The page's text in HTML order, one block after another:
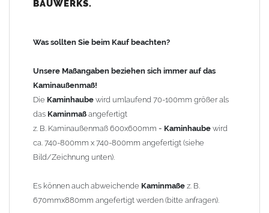
100mm
120mm
140mm
Andere Bohrmaße sind auf Anfrage möglich (Aufpreis
Sonderbohrung 55,99 EUR).
Befestigung/Stützen
Kaminhaubewird inkl. EdelstahlBefestigungsmaterial
geliefert. Die Standardflachstützen sind aus
beträgt ca. 25cm bis 30cm. DieKaminhaubekann mit längeren
Stützen bis Höhe 450mm geliefert werden (Aufpreis 42,89 EUR).
BAUWERKS.
Was sollten Sie beim Kauf beachten?
Unsere Maßangaben beziehen sich immer auf das
Kaminaußenmaß!
Die Kaminhaube wird umlaufend 70-100mm größer als
das Kaminmaß angefertigt
z. B. Kaminaußenmaß 600x600mm = Kaminhaube wird
ca. 740-800mm x 740-800mm angefertigt (siehe
Bild/Zeichnung unten).
Es können auch abweichende Kaminmaße z. B.
670mmx880mm angefertigt werden (bitte anfragen).